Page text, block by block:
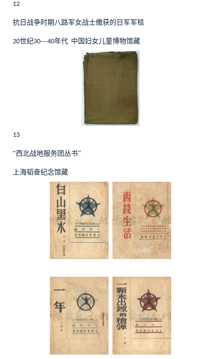
12
抗日战争时期八路军女战士缴获的日军军毯
20世纪30—40年代 中国妇女儿童博物馆藏
13
“西北战地服务团丛书”
上海韬奋纪念馆藏